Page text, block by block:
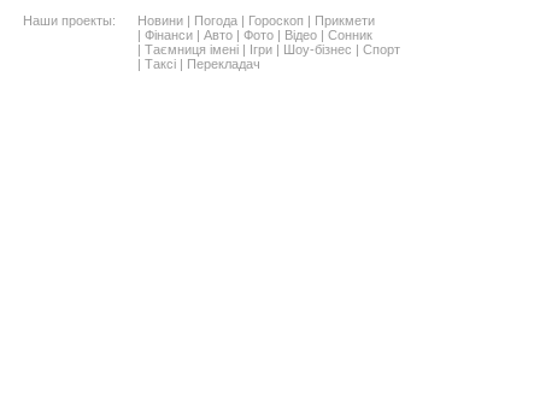
Наши проекты:
Новини | Погода | Гороскоп | Прикмети
| Фінанси | Авто | Фото | Відео | Сонник
| Таємниця імені | Ігри | Шоу-бізнес | Спорт
| Таксі | Перекладач